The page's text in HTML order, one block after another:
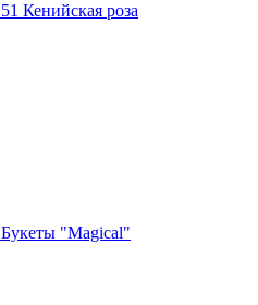
51 Кенийская роза
Букеты "Magical"